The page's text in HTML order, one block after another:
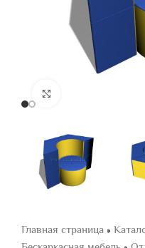
Главная страница »